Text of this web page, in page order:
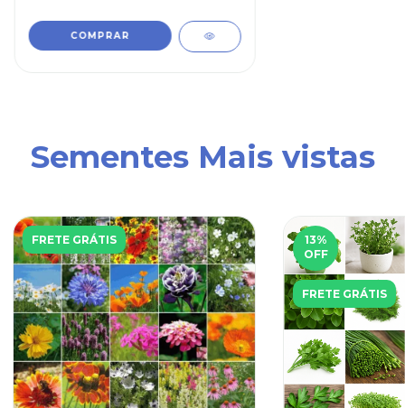
Sementes Mais vistas
FRETE GRÁTIS 13%
OFF
FRETE GRÁTIS